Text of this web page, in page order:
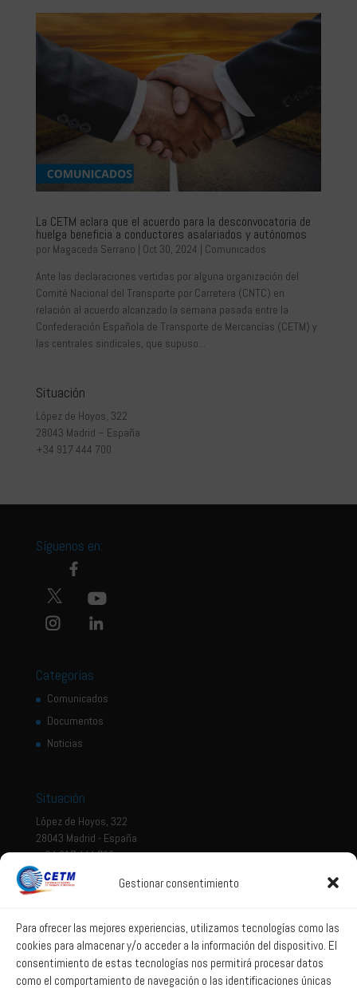
Gestionar consentimiento
Para ofrecer las mejores experiencias, utilizamos tecnologías como las
cookies para almacenar y/o acceder a la información del dispositivo. El
consentimiento de estas tecnologías nos permitirá procesar datos
como el comportamiento de navegación o las identificaciones únicas
La CETM aclara que el acuerdo para la desconvocatoria de
huelga beneficia a conductores asalariados y autónomos
por Magaceda Serrano Oct 30, 2024
Comunicados
Ante las declaraciones vertidas por alguna organización del
Comité Nacional del Transporte por Carretera (CNTC) en
relación al acuerdo alcanzado la semana pasada entre la
Confederación Española de Transporte de Mercancías (CETM) y
las centrales sindicales, que supuso...
Situación
López de Hoyos, 322
28043 Madrid – España
+34 917 444 700
Síguenos en:
Categorías
Comunicados
Documentos
Noticias
Situación
López de Hoyos, 322
28043 Madrid - España
+ 34 917 444 700
Aviso legal
Política de privacidad
Política de Sistema Interno de Información